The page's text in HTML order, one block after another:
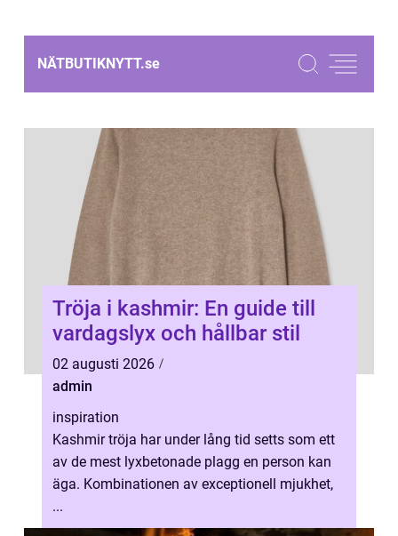
NÄTBUTIKNYTT.se
Tröja i kashmir: En guide till
vardagslyx och hållbar stil
02 augusti 2026
admin
inspiration
Kashmir tröja har under lång tid setts som ett
av de mest lyxbetonade plagg en person kan
äga. Kombinationen av exceptionell mjukhet,
...